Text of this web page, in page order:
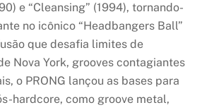
e “Cleansing” (1994), tornando-
no icônico “Headbangers Ball”
que desafia limites de
Nova York, grooves contagiantes
o PRONG lançou as bases para
hardcore, como groove metal,